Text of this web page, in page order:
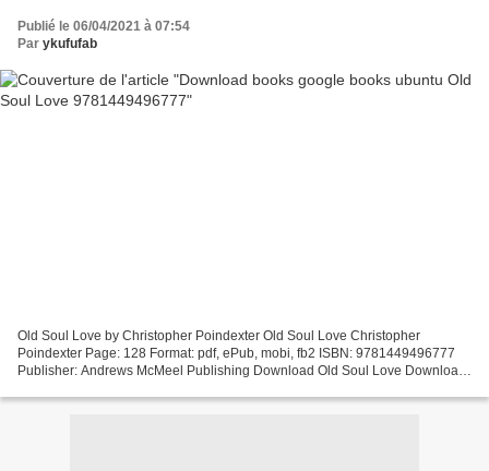
Publié le 06/04/2021 à 07:54
Par ykufufab
Old Soul Love by Christopher Poindexter Old Soul Love Christopher
Poindexter Page: 128 Format: pdf, ePub, mobi, fb2 ISBN: 9781449496777
Publisher: Andrews McMeel Publishing Download Old Soul Love Download